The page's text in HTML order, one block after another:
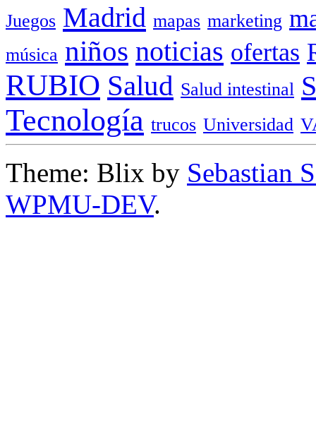
Juegos Madrid mapas marketing
música niños noticias ofertas
RUBIO Salud Salud intestinal
Tecnología trucos Universidad
Theme: Blix by Sebastian
WPMU-DEV.